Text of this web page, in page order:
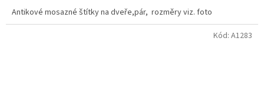
Antikové mosazné štítky na dveře,pár, rozměry viz. foto
Kód: A1283